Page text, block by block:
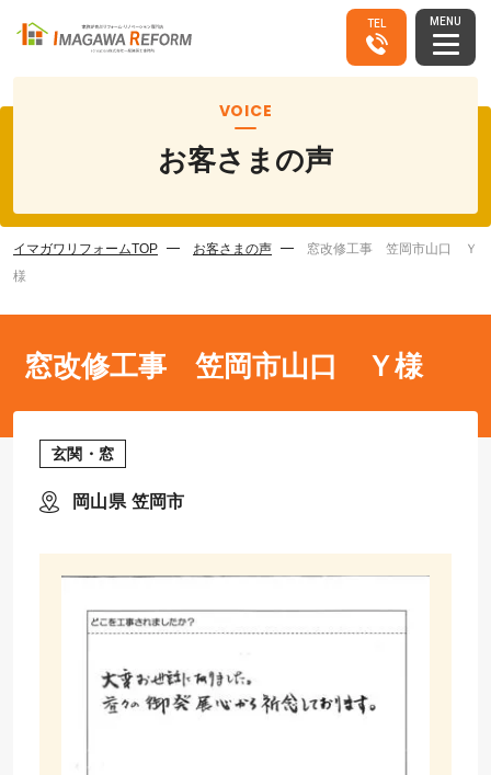
TEL MENU
VOICE
お客さまの声
イマガワリフォームTOP お客さまの声
窓改修工事 笠岡市山口 Ｙ
様
窓改修工事 笠岡市山口 Ｙ様
玄関・窓
岡山県 笠岡市